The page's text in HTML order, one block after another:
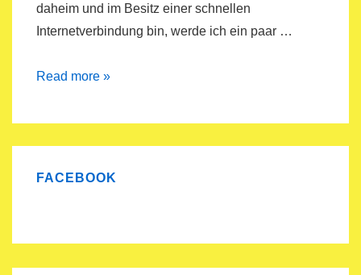
daheim und im Besitz einer schnellen
Internetverbindung bin, werde ich ein paar …
freediving
and
pics
Read more »
FACEBOOK